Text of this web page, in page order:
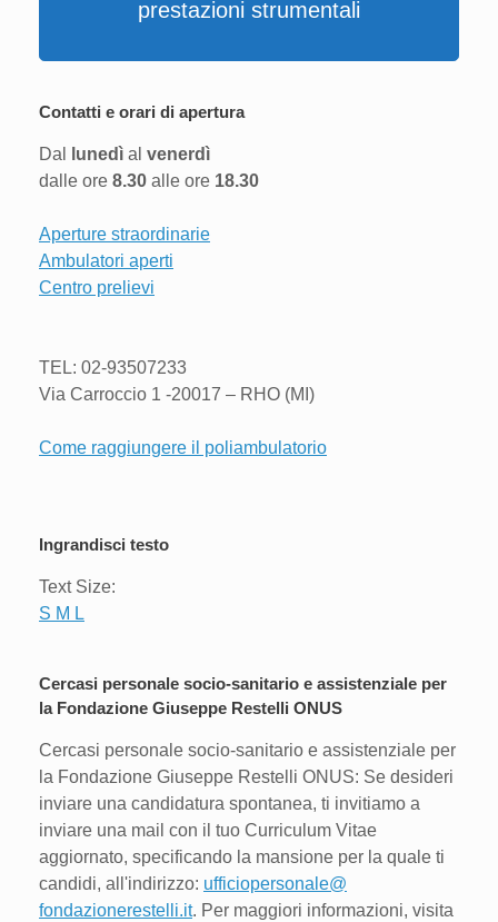
prestazioni strumentali
Contatti e orari di apertura
Dal lunedì al venerdì
dalle ore 8.30 alle ore 18.30
Aperture straordinarie
Ambulatori aperti
Centro prelievi
TEL: 02-93507233
Via Carroccio 1 -20017 – RHO (MI)
Come raggiungere il poliambulatorio
Ingrandisci testo
Text Size:
S M L
Cercasi personale socio-sanitario e assistenziale per
la Fondazione Giuseppe Restelli ONUS
Cercasi personale socio-sanitario e assistenziale per
la Fondazione Giuseppe Restelli ONUS: Se desideri
inviare una candidatura spontanea, ti invitiamo a
inviare una mail con il tuo Curriculum Vitae
aggiornato, specificando la mansione per la quale ti
candidi, all'indirizzo: ufficiopersonale@
fondazionerestelli.it. Per maggiori informazioni, visita